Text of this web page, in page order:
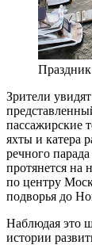
Зрители
пассажирские
яхты и катера
речного
протянется на
по центру
подворья до
Наблюдая это
истории